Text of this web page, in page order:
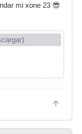
mi xone 23 😎